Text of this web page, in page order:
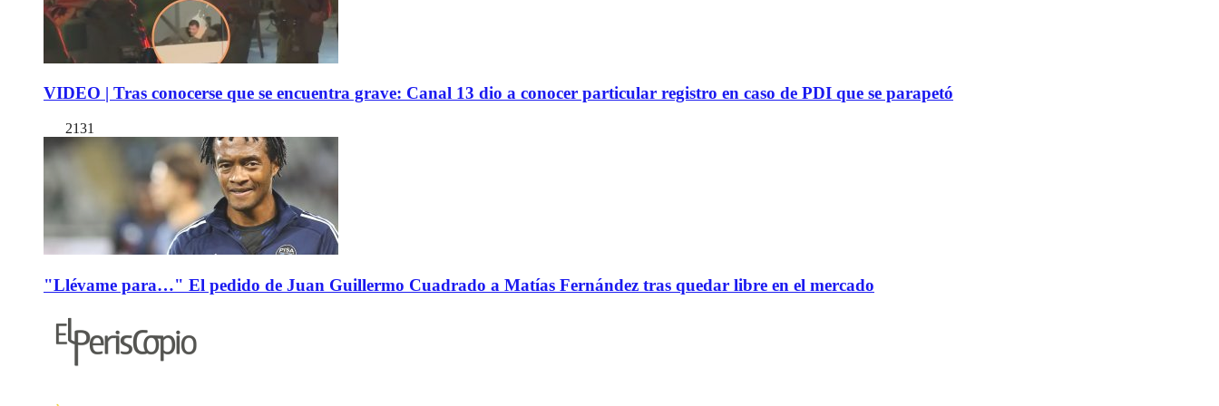
VIDEO | Tras conocerse que se encuentra grave: Canal 13 dio a conocer particular registro en caso de PDI que se parapetó
2131
"Llévame para…" El pedido de Juan Guillermo Cuadrado a Matías Fernández tras quedar libre en el mercado